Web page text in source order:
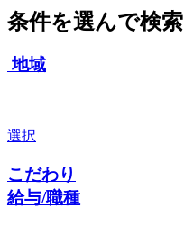
条件を選んで検索
地域
選択
こだわり
給与/職種